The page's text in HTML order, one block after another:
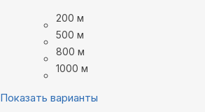
200 м
500 м
800 м
1000 м
Показать варианты